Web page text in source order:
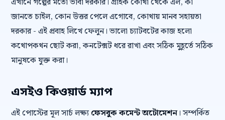
জানতে চাইল, কোন উত্তর পেলে এগোবে, কোথায় মানব সহায়তা
দরকার - এই প্রবাহ লিখে ফেলুন। ভালো চ্যাটবটের কাজ হলো
কথোপকথন ছোট করা, কনটেক্সট ধরে রাখা এবং সঠিক মুহূর্তে সঠিক
মানুষকে যুক্ত করা।
এসইও কিওয়ার্ড ম্যাপ
এই পোস্টের মূল সার্চ লক্ষ্যফেসবুক কমেন্ট অটোমেশন। সম্পর্কিত